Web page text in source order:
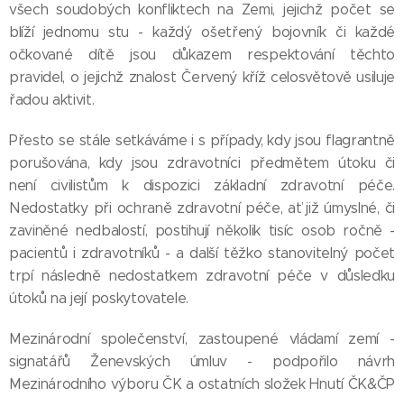
všech soudobých konfliktech na Zemi, jejichž počet se
blíží jednomu stu - každý ošetřený bojovník či každé
očkované dítě jsou důkazem respektování těchto
pravidel, o jejichž znalost Červený kříž celosvětově usiluje
řadou aktivit.
Přesto se stále setkáváme i s případy, kdy jsou flagrantně
porušována, kdy jsou zdravotníci předmětem útoku či
není civilistům k dispozici základní zdravotní péče.
Nedostatky při ochraně zdravotní péče, ať již úmyslné, či
zaviněné nedbalostí, postihují několik tisíc osob ročně -
pacientů i zdravotníků - a další těžko stanovitelný počet
trpí následně nedostatkem zdravotní péče v důsledku
útoků na její poskytovatele.
Mezinárodní společenství, zastoupené vládamí zemí -
signatářů Ženevských úmluv - podpořilo návrh
Mezinárodního výboru ČK a ostatních složek Hnutí ČK&ČP